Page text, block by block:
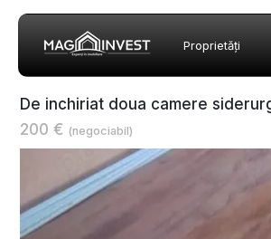
Proprietăți
De inchiriat doua camere
200 € (negociabil)